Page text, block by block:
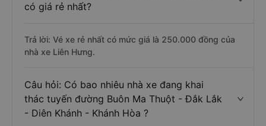
có giá rẻ nhất?
Trả lời: Vé xe rẻ nhất có mức giá là 250.000 đồng của
nhà xe Liên Hưng.
Câu hỏi: Có bao nhiêu nhà xe đang khai
thác tuyến đường Buôn Ma Thuột - Đắk Lắk
- Diên Khánh - Khánh Hòa ?